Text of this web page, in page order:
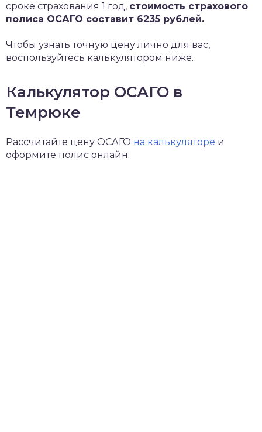
сроке страхования 1 год, стоимость страхового
полиса ОСАГО составит 6235 рублей.
Чтобы узнать точную цену лично для вас,
воспользуйтесь калькулятором ниже.
Калькулятор ОСАГО в
Темрюке
Рассчитайте цену ОСАГО на калькуляторе и
оформите полис онлайн.